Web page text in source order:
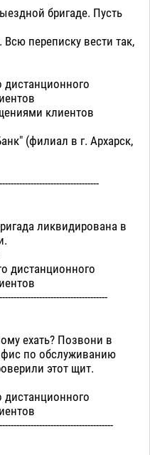
бригаде. Пусть
переписку вести так,
дистанционного
клиентов
(филиал в г. Архарск,
ликвидирована в
дистанционного
ехать? Позвони в
по обслуживанию
этот щит.
дистанционного